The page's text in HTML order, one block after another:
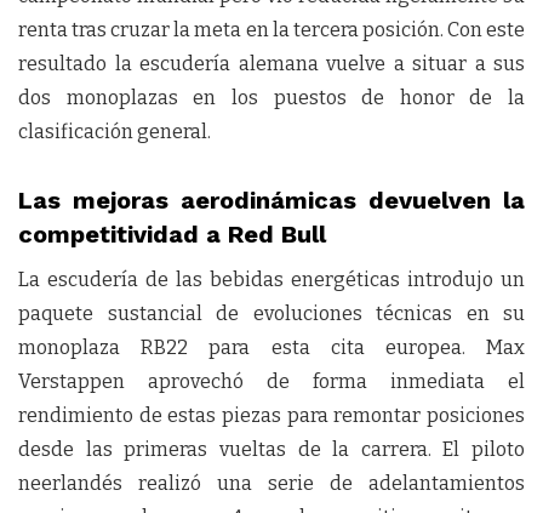
renta tras cruzar la meta en la tercera posición. Con este
resultado la escudería alemana vuelve a situar a sus
dos monoplazas en los puestos de honor de la
clasificación general.
Las mejoras aerodinámicas devuelven la
competitividad a Red Bull
La escudería de las bebidas energéticas introdujo un
paquete sustancial de evoluciones técnicas en su
monoplaza RB22 para esta cita europea. Max
Verstappen aprovechó de forma inmediata el
rendimiento de estas piezas para remontar posiciones
desde las primeras vueltas de la carrera. El piloto
neerlandés realizó una serie de adelantamientos